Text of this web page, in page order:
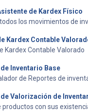
de Kardex Físico
los movimientos de
Kardex Contable
Kardex Contable Valorado
Inventario Base
de Reportes de
de Valorización de
productos con sus